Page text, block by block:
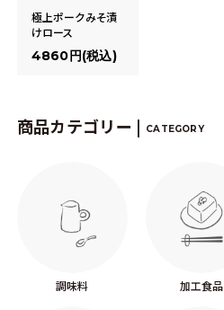
極上ポークみそ漬
けロース
4860円(税込)
商品カテゴリー | CATEGORY
調味料 加工食品